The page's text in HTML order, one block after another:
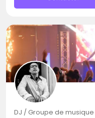
DJ / Groupe de musique